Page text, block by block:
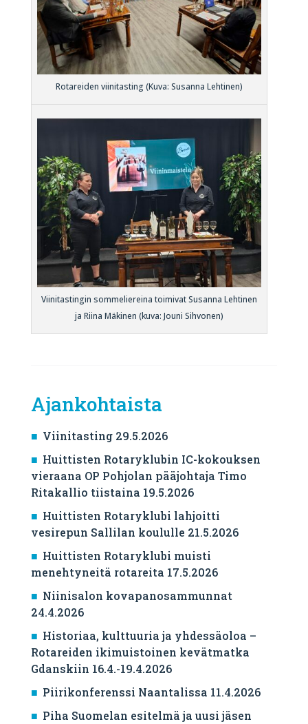
Rotareiden viinitasting (Kuva: Susanna Lehtinen)
Viinitastingin sommeliereina toimivat Susanna Lehtinen
ja Riina Mäkinen (kuva: Jouni Sihvonen)
Ajankohtaista
Viinitasting 29.5.2026
Huittisten Rotaryklubin IC-kokouksen
vieraana OP Pohjolan pääjohtaja Timo
Ritakallio tiistaina 19.5.2026
Huittisten Rotaryklubi lahjoitti
vesirepun Sallilan koululle 21.5.2026
Huittisten Rotaryklubi muisti
menehtyneitä rotareita 17.5.2026
Niinisalon kovapanosammunnat
24.4.2026
Historiaa, kulttuuria ja yhdessäoloa –
Rotareiden ikimuistoinen kevätmatka
Gdanskiin 16.4.-19.4.2026
Piirikonferenssi Naantalissa 11.4.2026
Piha Suomelan esitelmä ja uusi jäsen